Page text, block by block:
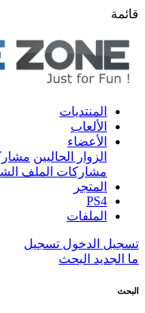
قائمة
المنتديات
الألعاب
الأعضاء
الزوار الحاليين
مشاركات الملف
المتجر
PS4
الملفات
تسجيل الدخول تسجيل
ما الجديد البحث
البحث